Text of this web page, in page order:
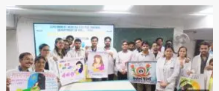
विश्व
स्तनपान
सप्ताह
2026
के
अवसर
पर
पोस्टर
प्रतियोगिता